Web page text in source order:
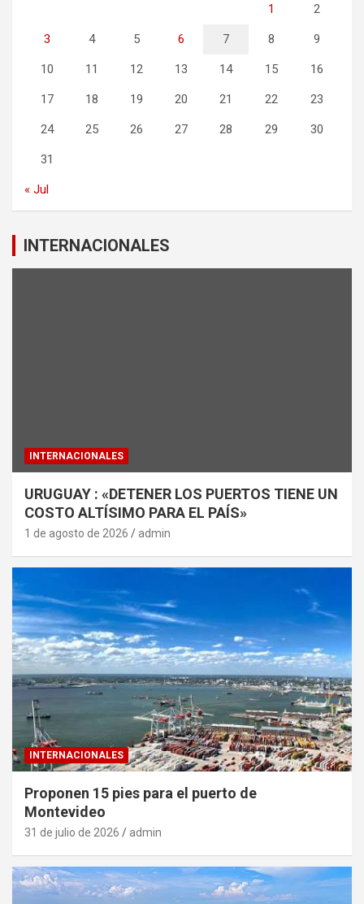
1 2
3 4 5 6 7 8 9
10 11 12 13 14 15 16
17 18 19 20 21 22 23
24 25 26 27 28 29 30
31
« Jul
INTERNACIONALES
INTERNACIONALES
URUGUAY : «DETENER LOS PUERTOS TIENE UN
COSTO ALTÍSIMO PARA EL PAÍS»
1 de agosto de 2026 admin
INTERNACIONALES
Proponen 15 pies para el puerto de
Montevideo
31 de julio de 2026 admin